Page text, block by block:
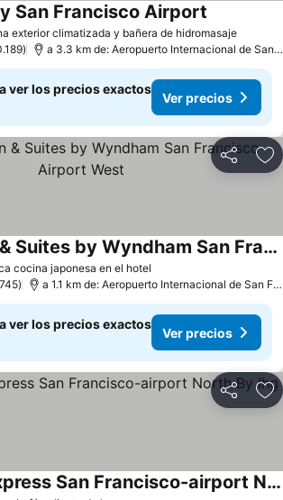
exterior climatizada y bañera de hidromasaje
San Francisco Airport
a 3.3 km de: Aeropuerto Internacional de San Francisco
ver los precios exactos
Ver precios
Compartir
cocina japonesa en el hotel
La Quinta Inn & Suites by Wyndham San Francisco Airport West
a 1.1 km de: Aeropuerto Internacional de San Francisco
ver los precios exactos
Ver precios
Compartir
Holiday Inn Express San Francisco-airport North By Ihg